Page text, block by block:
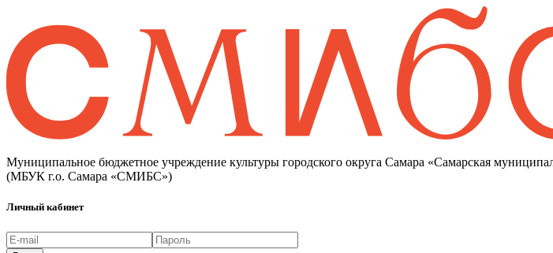
Муниципальное бюджетное учреждение культуры городского округа Самара «Самарская
(МБУК г.о. Самара «СМИБС»)
Личный кабинет